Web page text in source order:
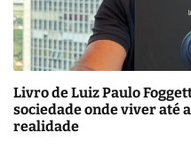
Livro de Luiz Paulo
sociedade onde viver até
realidade